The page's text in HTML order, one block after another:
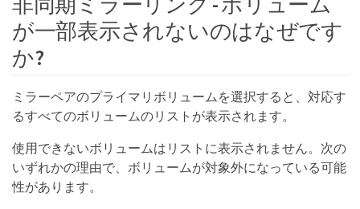
が一部表示されないのはなぜです
か?
ミラーペアのプライマリボリュームを選択すると、対応す
るすべてのボリュームのリストが表示されます。
使用できないボリュームはリストに表示されません。次の
いずれかの理由で、ボリュームが対象外になっている可能
性があります。